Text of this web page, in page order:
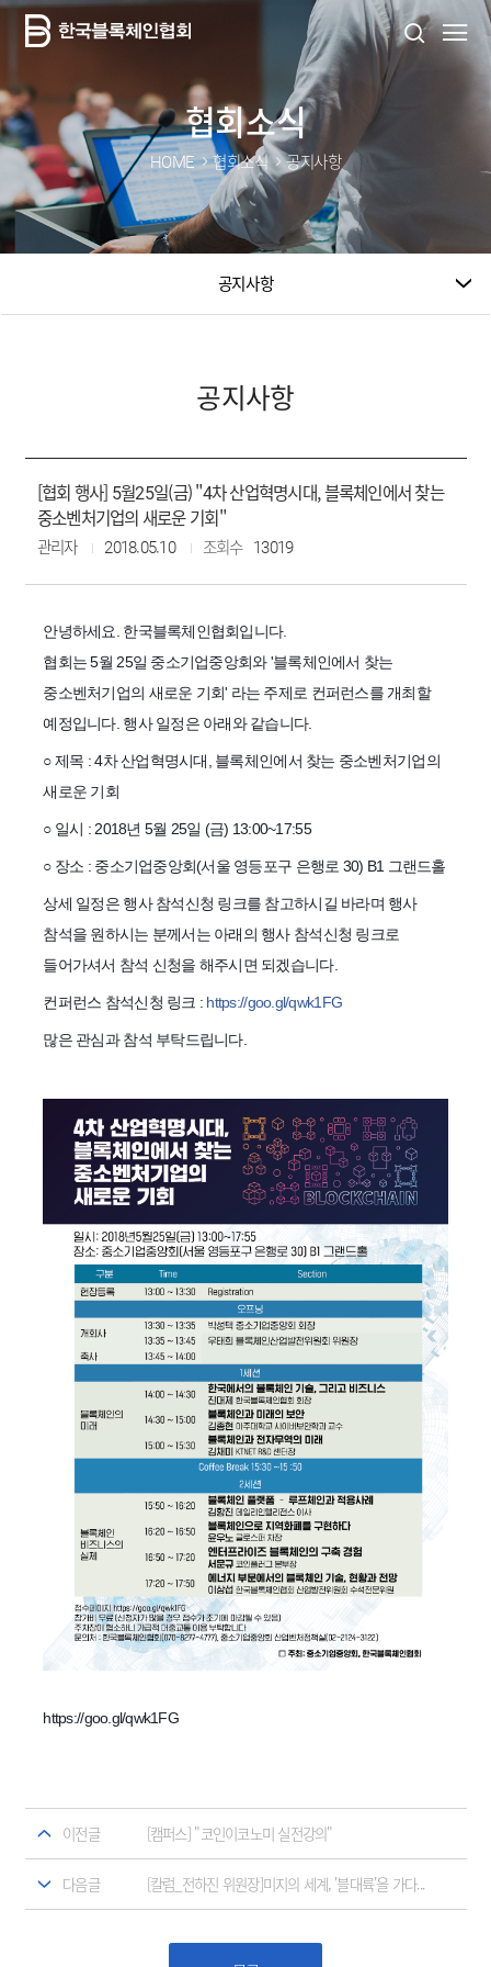
협회소식
HOME 협회소식 공지사항
공지사항
공지사항
[협회 행사] 5월25일(금) "4차 산업혁명시대, 블록체인에서 찾는
중소벤처기업의 새로운 기회"
관리자 2018.05.10 조회수 13019
안녕하세요. 한국블록체인협회입니다.
협회는 5월 25일 중소기업중앙회와 '블록체인에서 찾는
중소벤처기업의 새로운 기회' 라는 주제로 컨퍼런스를 개최할
예정입니다. 행사 일정은 아래와 같습니다.
○ 제목 : 4차 산업혁명시대, 블록체인에서 찾는 중소벤처기업의
새로운 기회
○ 일시 : 2018년 5월 25일 (금) 13:00~17:55
○ 장소 : 중소기업중앙회(서울 영등포구 은행로 30) B1 그랜드홀
상세 일정은 행사 참석신청 링크를 참고하시길 바라며 행사
참석을 원하시는 분께서는 아래의 행사 참석신청 링크로
들어가셔서 참석 신청을 해주시면 되겠습니다.
컨퍼런스 참석신청 링크 : https://goo.gl/qwk1FG
많은 관심과 참석 부탁드립니다.
https://goo.gl/qwk1FG
이전글 [캠퍼스] "코인이코노미 실전강의"
다음글 [칼럼_전하진 위원장]미지의 세계, '블대륙'을 가다...